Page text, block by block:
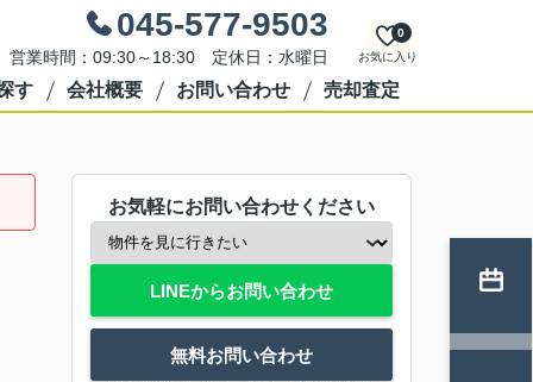
045-577-9503
営業時間：09:30～18:30 定休日：水曜日 お気に入り
0
す 会社概要 お問い合わせ 売却査定
お気軽にお問い合わせください
LINEからお問い合わせ
無料お問い合わせ